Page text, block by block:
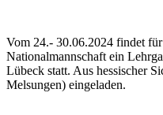
Vom 24.- 30.06.2024 findet
Nationalmannschaft ein
Lübeck statt. Aus hessischer
Melsungen) eingeladen.